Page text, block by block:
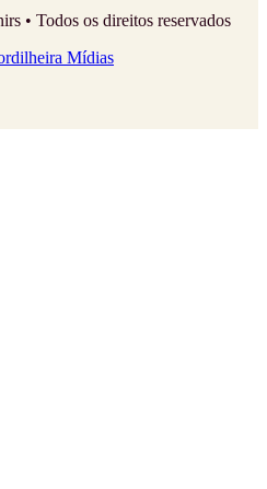
• Todos os direitos reservados
Mídias